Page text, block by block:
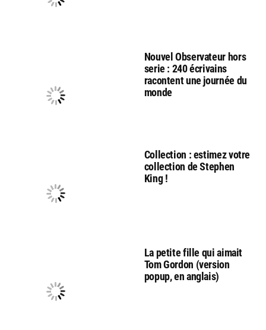
Nouvel Observateur hors
serie : 240 écrivains
racontent une journée du
monde
Collection : estimez votre
collection de Stephen
King !
La petite fille qui aimait
Tom Gordon (version
popup, en anglais)